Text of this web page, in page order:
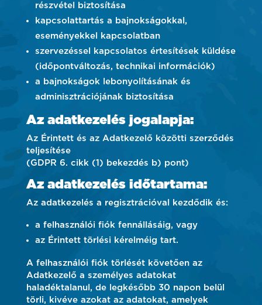
részvétel biztosítása
kapcsolattartás a bajnokságokkal,
eseményekkel kapcsolatban
szervezéssel kapcsolatos értesítések küldése
(időpontváltozás, technikai információk)
a bajnokságok lebonyolításának és
adminisztrációjának biztosítása
Az adatkezelés jogalapja:
Az Érintett és az Adatkezelő közötti szerződés
teljesítése
(GDPR 6. cikk (1) bekezdés b) pont)
Az adatkezelés időtartama:
Az adatkezelés a regisztrációval kezdődik és:
a felhasználói fiók fennállásáig, vagy
az Érintett törlési kérelméig tart.
A felhasználói fiók törlését követően az
Adatkezelő a személyes adatokat
haladéktalanul, de legkésőbb 30 napon belül
törli, kivéve azokat az adatokat, amelyek